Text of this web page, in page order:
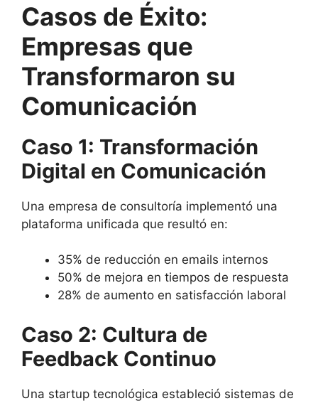
Casos de Éxito:
Empresas que
Transformaron su
Comunicación
Caso 1: Transformación
Digital en Comunicación
Una empresa de consultoría implementó una
plataforma unificada que resultó en:
35% de reducción en emails internos
50% de mejora en tiempos de respuesta
28% de aumento en satisfacción laboral
Caso 2: Cultura de
Feedback Continuo
Una startup tecnológica estableció sistemas de